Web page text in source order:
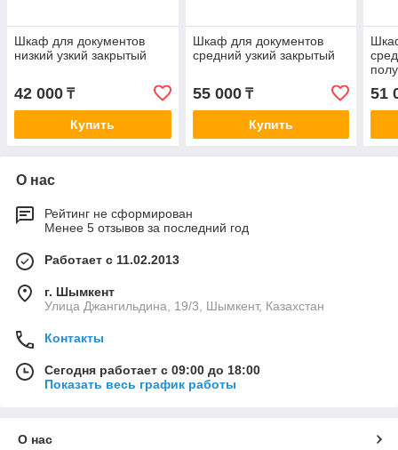
Шкаф для документов
низкий узкий закрытый
42 000 ₸
Купить
Шкаф для документов
средний узкий закрытый
55 000₸
Купить
51
О нас
Рейтинг не сформирован
Менее 5 отзывов за последний год
Работает с 11.02.2013
г. Шымкент
Улица Джангильдина, 19/3, Шымкент, Казахстан
Контакты
Сегодня работает с 09:00 до 18:00
Показать весь график работы
О нас